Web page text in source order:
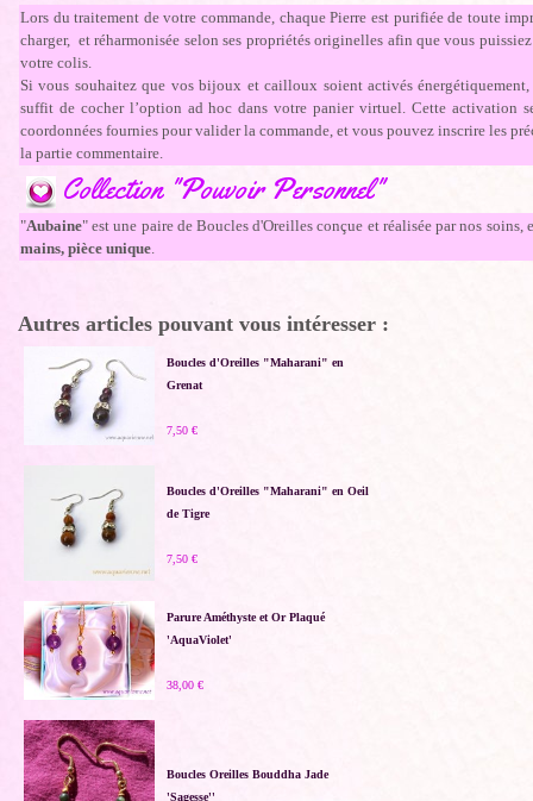
Lors du traitement de votre commande, chaque Pierre est purifiée de toute
charger, et réharmonisée selon ses propriétés originelles afin que vous
votre colis.
Si vous souhaitez que vos bijoux et cailloux soient activés
suffit de cocher l’option ad hoc dans votre panier virtuel. Cette activation
coordonnées fournies pour valider la commande, et vous pouvez inscrire les
la partie commentaire.
Collection "Pouvoir Personnel"
"Aubaine" est une paire de Boucles d'Oreilles conçue et réalisée par nos soins,
mains, pièce unique.
Autres articles pouvant vous intéresser :
Boucles d'Oreilles "Maharani" en
Grenat
7,50 €
Boucles d'Oreilles "Maharani" en Oeil
de Tigre
7,50 €
Parure Améthyste et Or Plaqué
'AquaViolet'
38,00 €
Boucles Oreilles Bouddha Jade
'Sagesse''